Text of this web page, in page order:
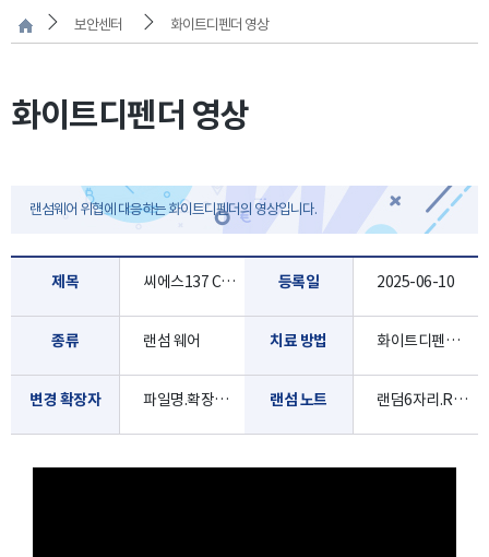
보안센터 화이트디펜더 영상
화이트디펜더 영상
랜섬웨어 위협에 대응하는 화이트디펜더의 영상입니다.
제목 씨에스137 Cs137 등록일 2025-06-10
종류 랜섬 웨어 치료 방법 화이트디펜더로 진단/치료 가능합니다.
변경 확장자 파일명.확장자(이름변경 없이 암호화) 랜섬 노트 랜덤6자리.README.txt